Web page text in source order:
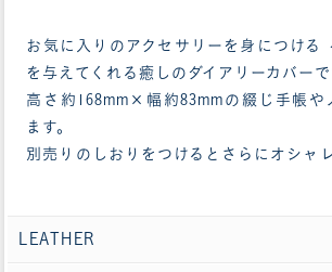
お気に入りのアクセサリーを身につける
を与えてくれる癒しのダイアリーカバーで
高さ約168mm×幅約83mmの綴じ手帳や
ます。
別売りのしおりをつけるとさらにオシャレ
LEATHER